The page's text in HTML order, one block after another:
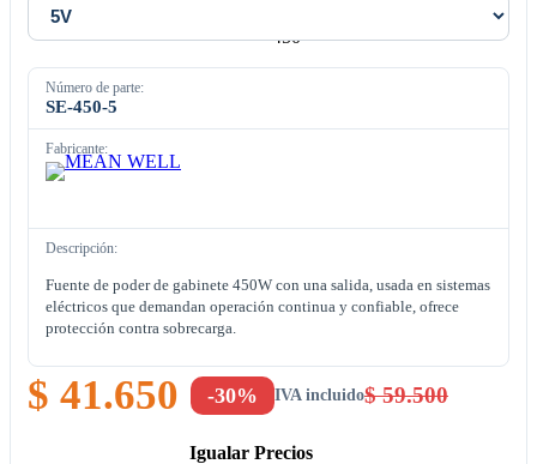
Número de parte:
SE-450-5
Fabricante:
Descripción:
Fuente de poder de gabinete 450W con una salida, usada en sistemas
eléctricos que demandan operación continua y confiable, ofrece
protección contra sobrecarga.
$ 41.650 -30% IVA incluido$ 59.500
Igualar Precios